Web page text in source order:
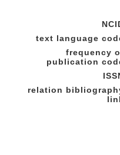
text language
frequency
publication
relation